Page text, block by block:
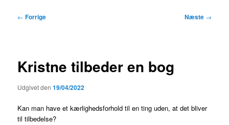
Indlægsnavigation
← Forrige Næste →
Kristne tilbeder en bog
Udgivet den19/04/2022
Kan man have et kærlighedsforhold til en ting uden, at det bliver
til tilbedelse?